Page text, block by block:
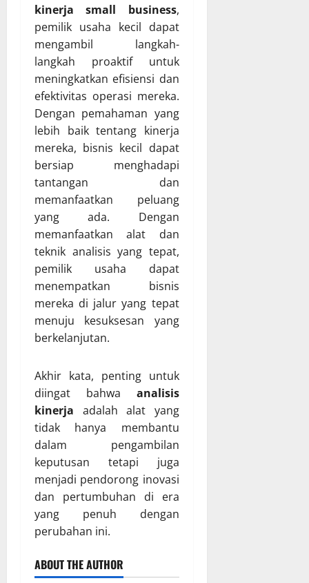
kinerja small business,
pemilik usaha kecil dapat
mengambil langkah-
langkah proaktif untuk
meningkatkan efisiensi dan
efektivitas operasi mereka.
Dengan pemahaman yang
lebih baik tentang kinerja
mereka, bisnis kecil dapat
bersiap menghadapi
tantangan dan
memanfaatkan peluang
yang ada. Dengan
memanfaatkan alat dan
teknik analisis yang tepat,
pemilik usaha dapat
menempatkan bisnis
mereka di jalur yang tepat
menuju kesuksesan yang
berkelanjutan.
Akhir kata, penting untuk
diingat bahwa analisis
kinerja adalah alat yang
tidak hanya membantu
dalam pengambilan
keputusan tetapi juga
menjadi pendorong inovasi
dan pertumbuhan di era
yang penuh dengan
perubahan ini.
ABOUT THE AUTHOR